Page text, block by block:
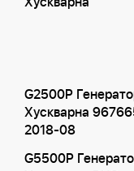
G2500P
Хускварна
2018-08
G5500P